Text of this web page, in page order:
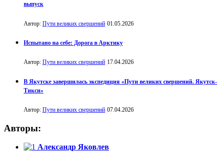
выпуск
Автор: Пути великих свершений 01.05.2026
Испытано на себе: Дорога в Арктику
Автор: Пути великих свершений 17.04.2026
В Якутске завершилась экспедиция «Пути великих свершений. Якутск-
Тикси»
Автор: Пути великих свершений 07.04.2026
Авторы:
Александр Яковлев